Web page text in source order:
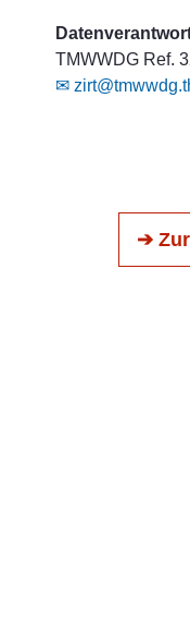
TMWWDG Ref.
✉
➔